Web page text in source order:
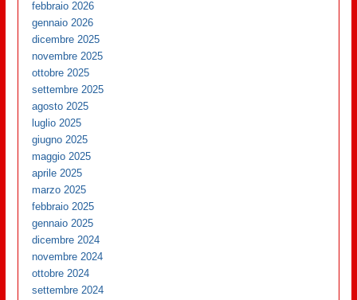
febbraio 2026
gennaio 2026
dicembre 2025
novembre 2025
ottobre 2025
settembre 2025
agosto 2025
luglio 2025
giugno 2025
maggio 2025
aprile 2025
marzo 2025
febbraio 2025
gennaio 2025
dicembre 2024
novembre 2024
ottobre 2024
settembre 2024